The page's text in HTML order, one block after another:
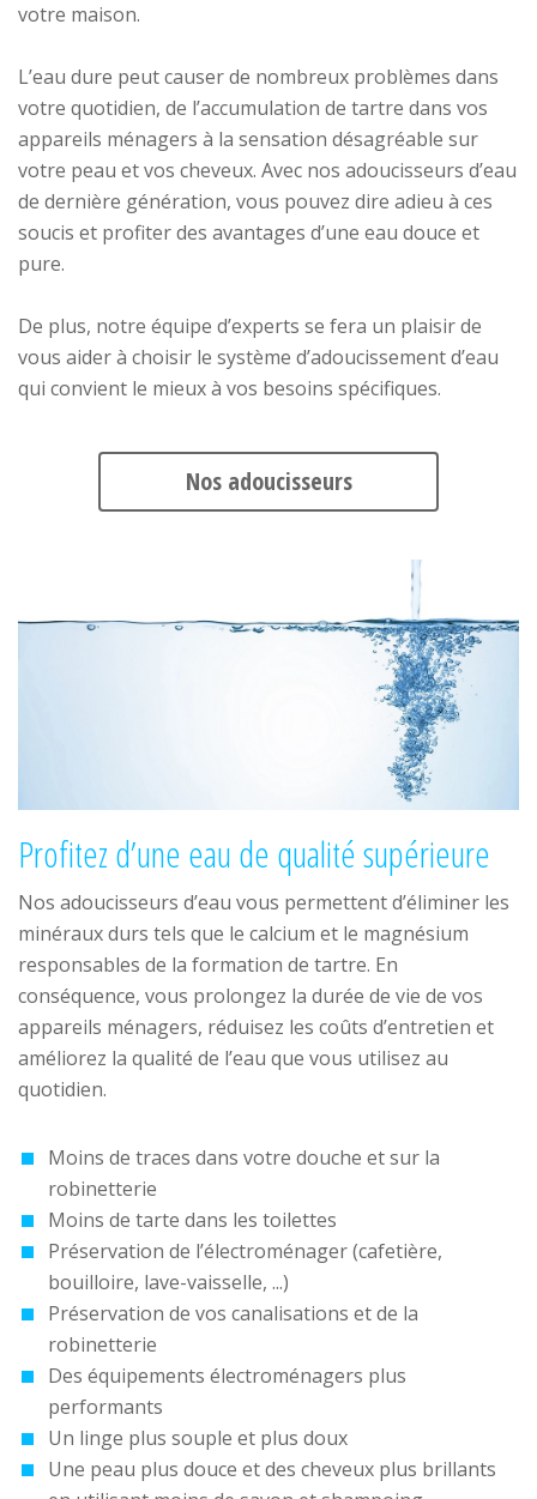
votre maison.
L’eau dure peut causer de nombreux problèmes dans
votre quotidien, de l’accumulation de tartre dans vos
appareils ménagers à la sensation désagréable sur
votre peau et vos cheveux. Avec nos adoucisseurs d’eau
de dernière génération, vous pouvez dire adieu à ces
soucis et profiter des avantages d’une eau douce et
pure.
De plus, notre équipe d’experts se fera un plaisir de
vous aider à choisir le système d’adoucissement d’eau
qui convient le mieux à vos besoins spécifiques.
Nos adoucisseurs
Profitez d’une eau de qualité supérieure
Nos adoucisseurs d’eau vous permettent d’éliminer les
minéraux durs tels que le calcium et le magnésium
responsables de la formation de tartre. En
conséquence, vous prolongez la durée de vie de vos
appareils ménagers, réduisez les coûts d’entretien et
améliorez la qualité de l’eau que vous utilisez au
quotidien.
Moins de traces dans votre douche et sur la
robinetterie
Moins de tarte dans les toilettes
Préservation de l’électroménager (cafetière,
bouilloire, lave-vaisselle, ...)
Préservation de vos canalisations et de la
robinetterie
Des équipements électroménagers plus
performants
Un linge plus souple et plus doux
Une peau plus douce et des cheveux plus brillants